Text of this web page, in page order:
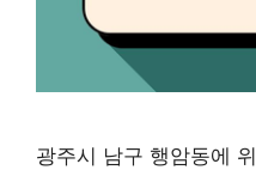
광주시 남구 행암동에